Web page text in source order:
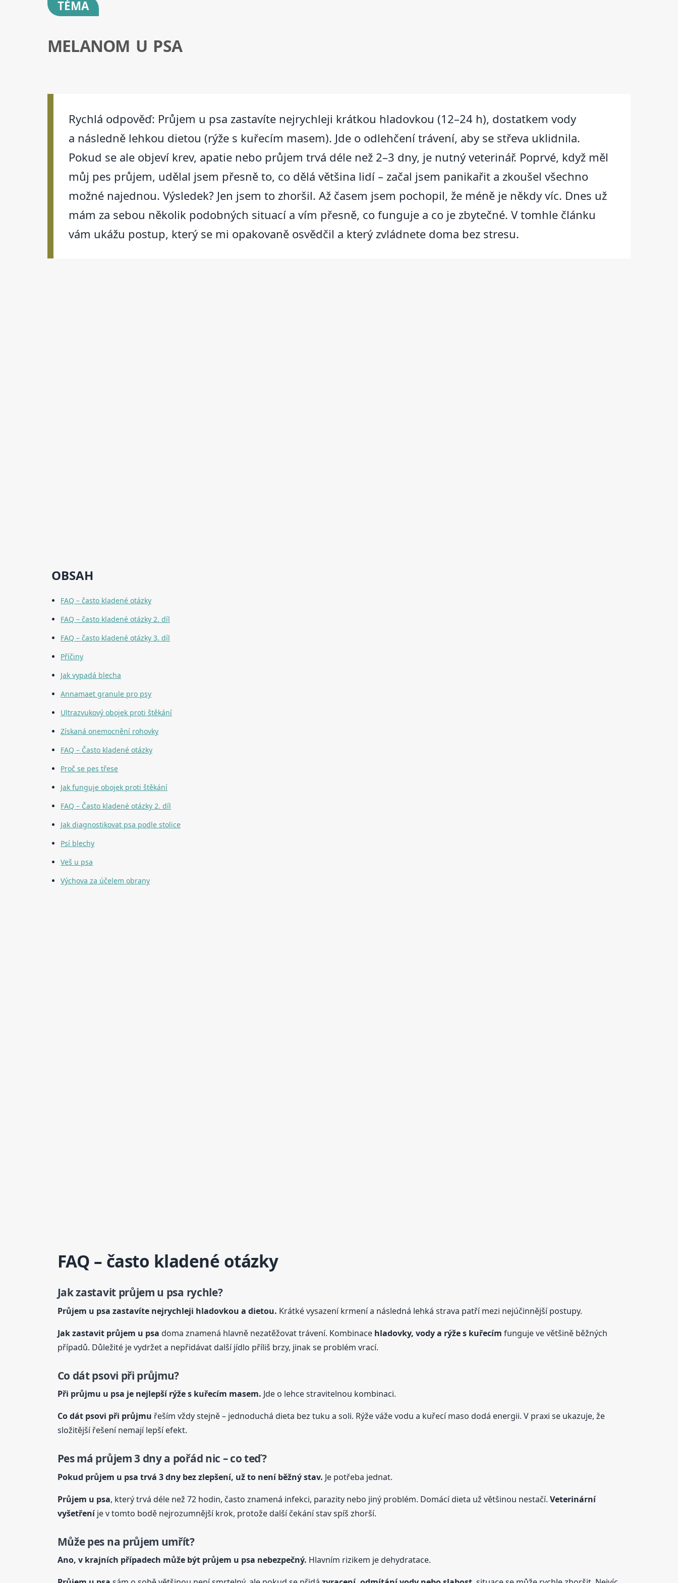
TÉMA
MELANOM U PSA
Rychlá odpověď: Průjem u psa zastavíte nejrychleji krátkou hladovkou (12–24 h), dostatkem vody
a následně lehkou dietou (rýže s kuřecím masem). Jde o odlehčení trávení, aby se střeva uklidnila.
Pokud se ale objeví krev, apatie nebo průjem trvá déle než 2–3 dny, je nutný veterinář. Poprvé, když měl
můj pes průjem, udělal jsem přesně to, co dělá většina lidí – začal jsem panikařit a zkoušel všechno
možné najednou. Výsledek? Jen jsem to zhoršil. Až časem jsem pochopil, že méně je někdy víc. Dnes už
mám za sebou několik podobných situací a vím přesně, co funguje a co je zbytečné. V tomhle článku
vám ukážu postup, který se mi opakovaně osvědčil a který zvládnete doma bez stresu.
OBSAH
FAQ – často kladené otázky
FAQ – často kladené otázky 2. díl
FAQ – často kladené otázky 3. díl
Příčiny
Jak vypadá blecha
Annamaet granule pro psy
Ultrazvukový obojek proti štěkání
Získaná onemocnění rohovky
FAQ – Často kladené otázky
Proč se pes třese
Jak funguje obojek proti štěkání
FAQ – Často kladené otázky 2. díl
Jak diagnostikovat psa podle stolice
Psí blechy
Veš u psa
Výchova za účelem obrany
FAQ – často kladené otázky
Jak zastavit průjem u psa rychle?
Průjem u psa zastavíte nejrychleji hladovkou a dietou. Krátké vysazení krmení a následná lehká strava patří mezi nejúčinnější postupy.
Jak zastavit průjem u psa doma znamená hlavně nezatěžovat trávení. Kombinace hladovky, vody a rýže s kuřecím funguje ve většině běžných
případů. Důležité je vydržet a nepřidávat další jídlo příliš brzy, jinak se problém vrací.
Co dát psovi při průjmu?
Při průjmu u psa je nejlepší rýže s kuřecím masem. Jde o lehce stravitelnou kombinaci.
Co dát psovi při průjmu řeším vždy stejně – jednoduchá dieta bez tuku a soli. Rýže váže vodu a kuřecí maso dodá energii. V praxi se ukazuje, že
složitější řešení nemají lepší efekt.
Pes má průjem 3 dny a pořád nic – co teď?
Pokud průjem u psa trvá 3 dny bez zlepšení, už to není běžný stav. Je potřeba jednat.
Průjem u psa, který trvá déle než 72 hodin, často znamená infekci, parazity nebo jiný problém. Domácí dieta už většinou nestačí. Veterinární
vyšetřeníje v tomto bodě nejrozumnější krok, protože další čekání stav spíš zhorší.
Může pes na průjem umřít?
Ano, v krajních případech může být průjem u psa nebezpečný. Hlavním rizikem je dehydratace.